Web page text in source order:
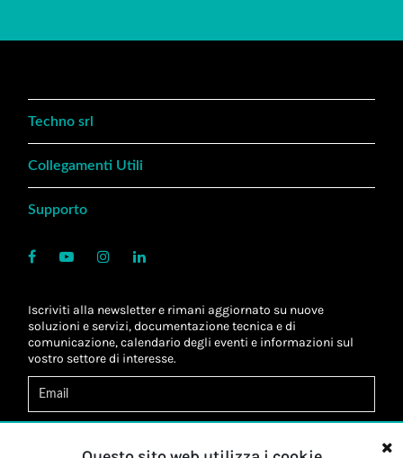
Techno srl
Collegamenti Utili
Supporto
Iscriviti alla newsletter e rimani aggiornato su nuove
soluzioni e servizi, documentazione tecnica e di
comunicazione, calendario degli eventi e informazioni sul
vostro settore di interesse.
Letta l'informativa, autorizzo altrattamento dei miei dati